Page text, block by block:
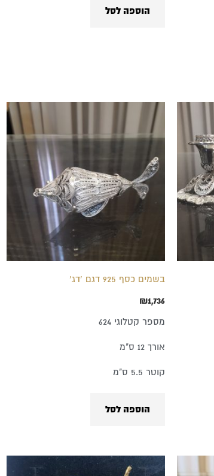
הוספה לסל
בשמים כסף 925 דגם 'דג'
₪1,736
מספר קטלוגי 624
אורך 12 ס"מ
קוטר 5.5 ס"מ
הוספה לסל